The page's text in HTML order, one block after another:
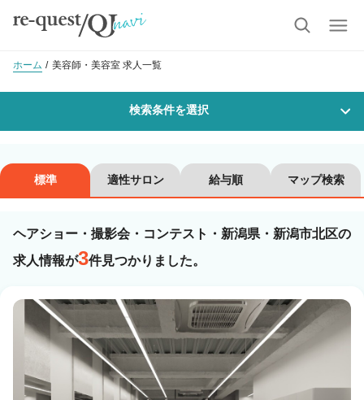
ホーム 美容師・美容室 求人一覧
検索条件を選択
沿線・駅を選択 市区町村を選択
新潟市北区
職種・技能ランク
美容師スタイリスト 美容師アシスタント
カラーリスト フロント・レセプション
標準 適性サロン 給与順 マップ検索
ヘアショー・撮影会・コンテスト・新潟県・新潟市北区の
求人情報が3件見つかりました。